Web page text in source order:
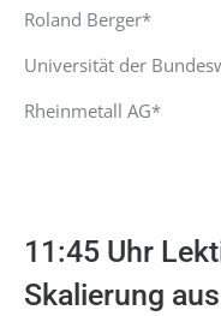
Roland Berger*
Universität der
Rheinmetall AG*
11:45 Uhr
Skalierung